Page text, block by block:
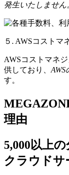
発生いたしません
５. AWSコストマ
AWSコストマネ
供しており、
す。
理由
5,000以上
クラウドサ